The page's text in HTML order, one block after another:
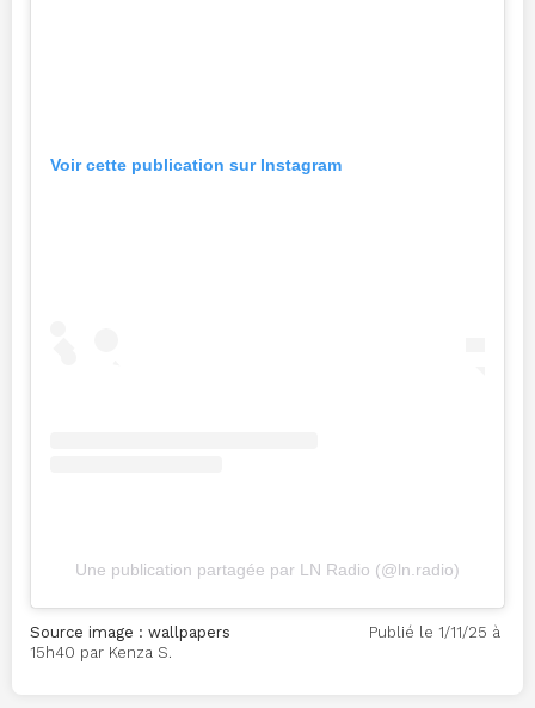
Voir cette publication sur Instagram
Une publication partagée par LN Radio (@ln.radio)
Source image : wallpapers Publié le 1/11/25 à
15h40 par Kenza S.